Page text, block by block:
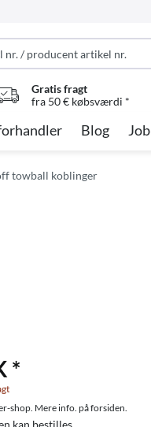
Gratis fragt
fra 50 € købsværdi *
Blog Job
towball koblinger
*
shop. Mere info. på forsiden.